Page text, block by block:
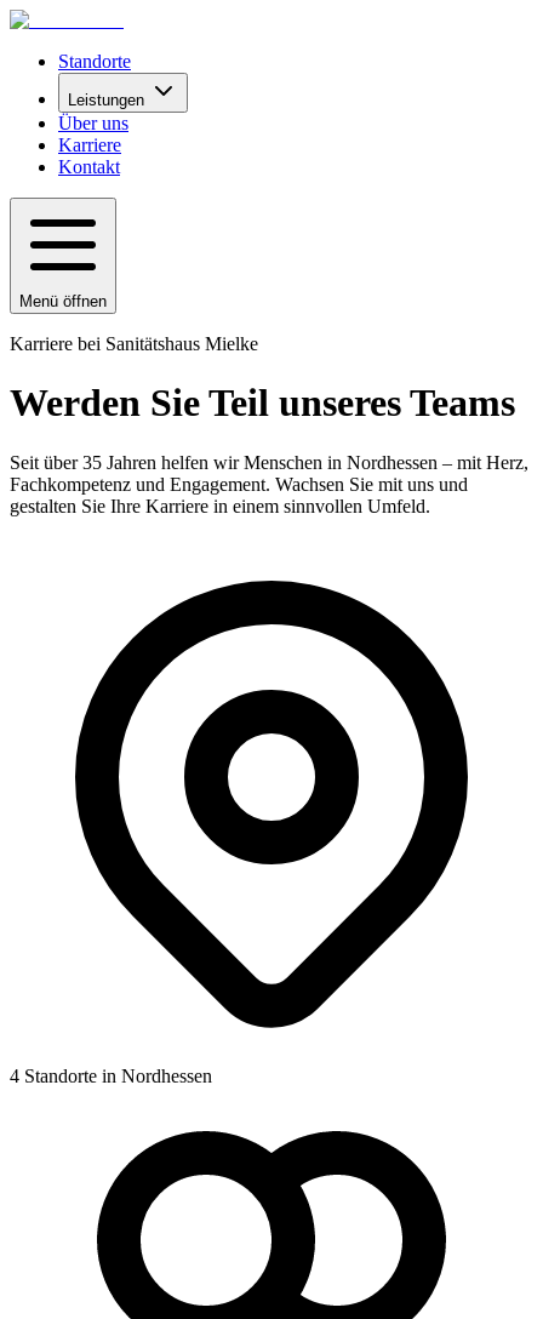
Standorte
Leistungen
Über uns
Karriere
Kontakt
Menü öffnen
Karriere bei Sanitätshaus Mielke
Werden Sie Teil unseres Teams
Seit über 35 Jahren helfen wir Menschen in Nordhessen – mit Herz,
Fachkompetenz und Engagement. Wachsen Sie mit uns und
gestalten Sie Ihre Karriere in einem sinnvollen Umfeld.
4 Standorte in Nordhessen